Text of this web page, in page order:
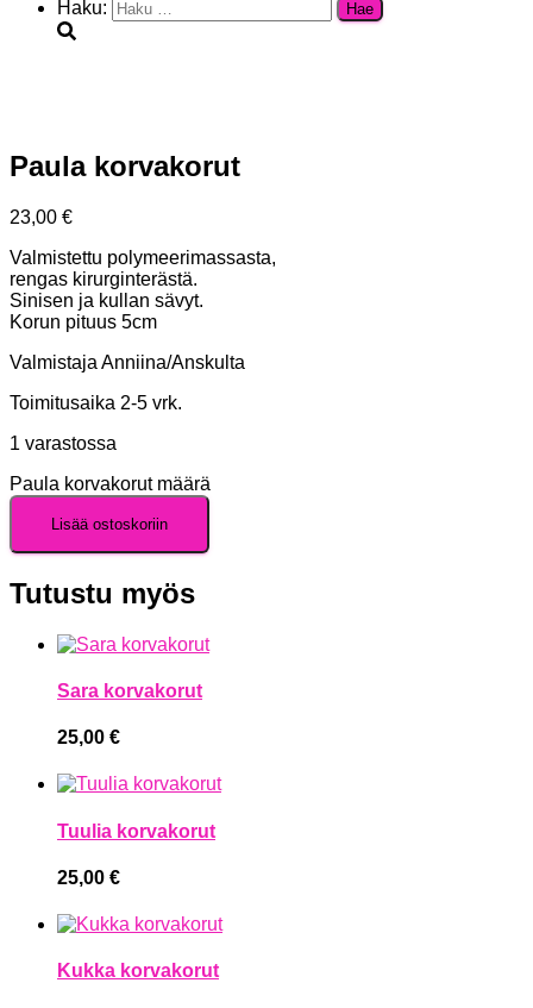
Haku:
Paula korvakorut
23,00 €
Valmistettu polymeerimassasta,
rengas kirurginterästä.
Sinisen ja kullan sävyt.
Korun pituus 5cm
Valmistaja Anniina/Anskulta
Toimitusaika 2-5 vrk.
1 varastossa
Paula korvakorut määrä
Lisää ostoskoriin
Tutustu myös
Sara korvakorut
25,00 €
Tuulia korvakorut
25,00 €
Kukka korvakorut